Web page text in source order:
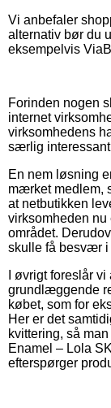
Vi anbefaler
alternativ bør du
eksempelvis
Forinden nogen
internet
virksomhedens
særlig
En nem løsning
mærket medlem,
at netbutikken
virksomheden nu
området.
skulle få besvær i
I øvrigt foreslår
grundlæggende
købet, som for
Her er det
kvittering, så
Enamel – Lola
efterspørger